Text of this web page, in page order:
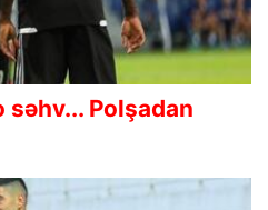
səhv... Polşadan